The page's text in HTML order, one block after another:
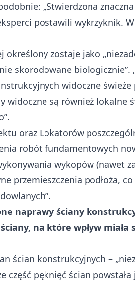
„Stwierdzona znaczna
postawili wykrzyknik.
zostaje jako
skorodowane biologicznie”.
widoczne świeże
są również lokalne
oraz Lokatorów
robót fundamentowych
wykopów (nawet
przemieszczenia podłoża,
naprawy ściany
na które wpływ miała
ścian konstrukcyjnych –
część pęknięć ścian powstała